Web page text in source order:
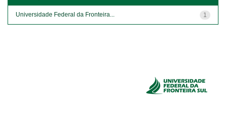
1
Universidade Federal da Fronteira...